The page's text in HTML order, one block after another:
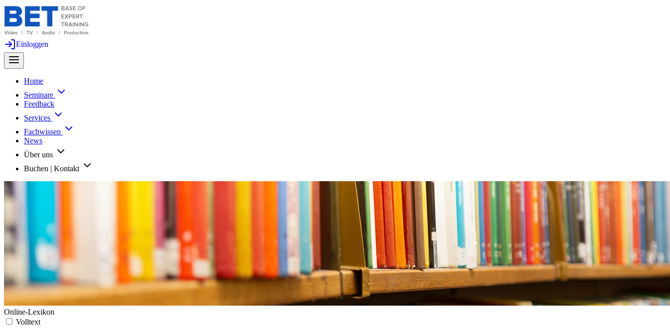
Einloggen
Home
Seminare
Feedback
Services
Fachwissen
News
Über uns
Buchen | Kontakt
Online-Lexikon
Volltext